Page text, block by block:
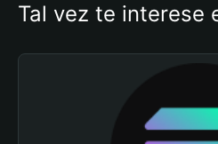
Tal vez te interese